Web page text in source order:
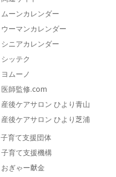
ムーンカレンダー
ウーマンカレンダー
シニアカレンダー
シッテク
ヨムーノ
医師監修.com
産後ケアサロン ひより青山
産後ケアサロン ひより芝浦
子育て支援団体
子育て支援機構
おぎゃー献金